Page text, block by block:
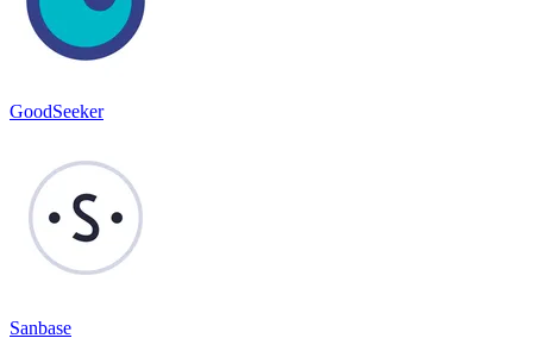
GoodSeeker
Sanbase